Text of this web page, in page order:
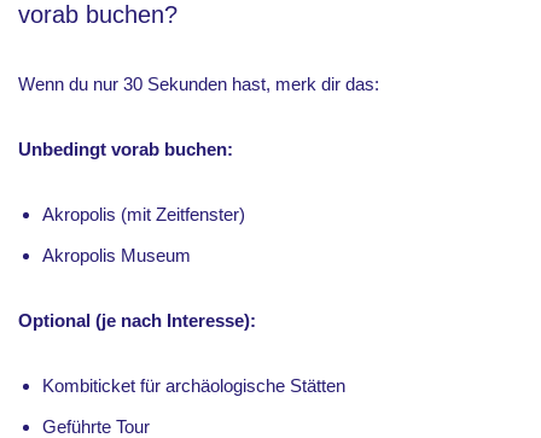
vorab buchen?
Wenn du nur 30 Sekunden hast, merk dir das:
Unbedingt vorab buchen:
Akropolis (mit Zeitfenster)
Akropolis Museum
Optional (je nach Interesse):
Kombiticket für archäologische Stätten
Geführte Tour